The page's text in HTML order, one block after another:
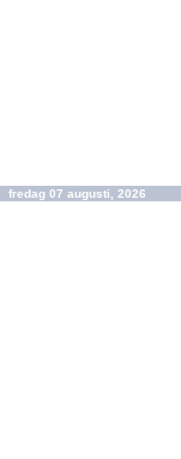
fredag 07 augusti, 2026